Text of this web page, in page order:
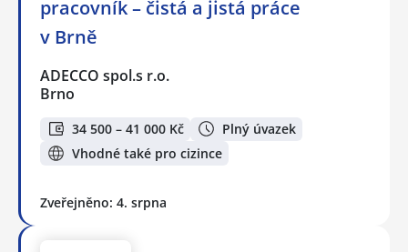
pracovník – čistá a jistá práce
v Brně
ADECCO spol.s r.o.
Brno
34 500 – 41 000 Kč
Plný úvazek
Vhodné také pro cizince
Zveřejněno: 4. srpna